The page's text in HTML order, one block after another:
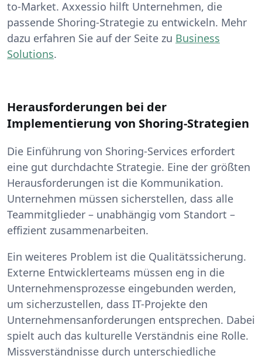
to-Market. Axxessio hilft Unternehmen, die
passende Shoring-Strategie zu entwickeln. Mehr
dazu erfahren Sie auf der Seite zu Business
Solutions.
Herausforderungen bei der
Implementierung von Shoring-Strategien
Die Einführung von Shoring-Services erfordert
eine gut durchdachte Strategie. Eine der größten
Herausforderungen ist die Kommunikation.
Unternehmen müssen sicherstellen, dass alle
Teammitglieder – unabhängig vom Standort –
effizient zusammenarbeiten.
Ein weiteres Problem ist die Qualitätssicherung.
Externe Entwicklerteams müssen eng in die
Unternehmensprozesse eingebunden werden,
um sicherzustellen, dass IT-Projekte den
Unternehmensanforderungen entsprechen. Dabei
spielt auch das kulturelle Verständnis eine Rolle.
Missverständnisse durch unterschiedliche